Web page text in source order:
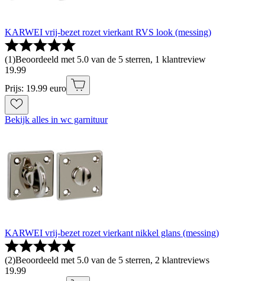
KARWEI vrij-bezet rozet vierkant RVS look (messing)
(1)Beoordeeld met 5.0 van de 5 sterren, 1 klantreview
19.99
Prijs: 19.99 euro
Bekijk alles in wc garnituur
KARWEI vrij-bezet rozet vierkant nikkel glans (messing)
(2)Beoordeeld met 5.0 van de 5 sterren, 2 klantreviews
19.99